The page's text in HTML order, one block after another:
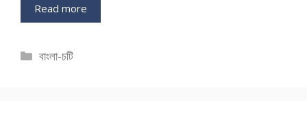
Read more
Categories
বাংলা-চটি